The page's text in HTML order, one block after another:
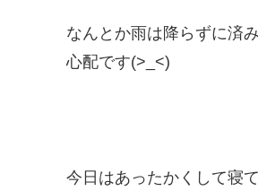
なんとか雨は降らずに済
心配です(>_<)
今日はあったかくして寝